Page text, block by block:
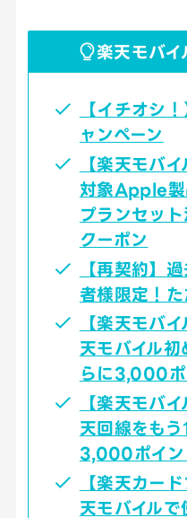
楽天モバ
【イチオシ
ャンペーン
【楽天モバ
対象Apple
プランセッ
クーポン
【再契約】
者様限定！
【楽天モバ
天モバイル初
らに3,000ポ
【楽天モバ
天回線をも
3,000ポイン
【楽天カー
天モバイルで